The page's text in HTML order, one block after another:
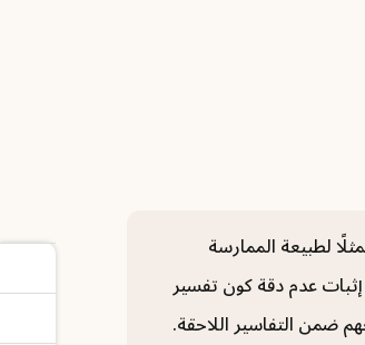
لطبيعة الممارسة
إثبات عدم دقة كون تفسير
ضمن التفاسير اللاحقة.